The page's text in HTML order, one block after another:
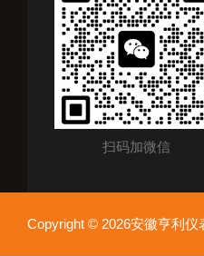
扫码加微信
Copyright © 2026安徽亨利